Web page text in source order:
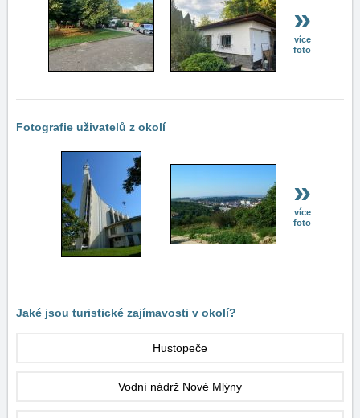
»
více
foto
Fotografie uživatelů z okolí
»
více
foto
Jaké jsou turistické zajímavosti v okolí?
Hustopeče
Vodní nádrž Nové Mlýny